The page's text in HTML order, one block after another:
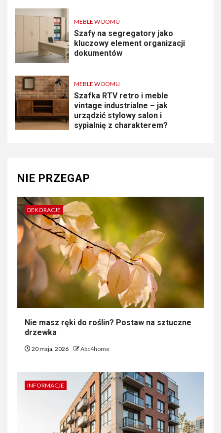
MEBLE W DOMU
Szafy na segregatory jako
kluczowy element organizacji
dokumentów
MEBLE W DOMU
Szafka RTV retro i meble
vintage industrialne – jak
urządzić stylowy salon i
sypialnię z charakterem?
NIE PRZEGAP
DEKORACJE
Nie masz ręki do roślin? Postaw na sztuczne
drzewka
20 maja, 2026 Abc4home
INFORMACJE